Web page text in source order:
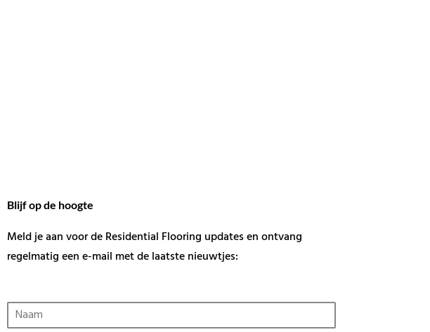
Blijf op de hoogte
Meld je aan voor de Residential Flooring updates en ontvang
regelmatig een e-mail met de laatste nieuwtjes:
N